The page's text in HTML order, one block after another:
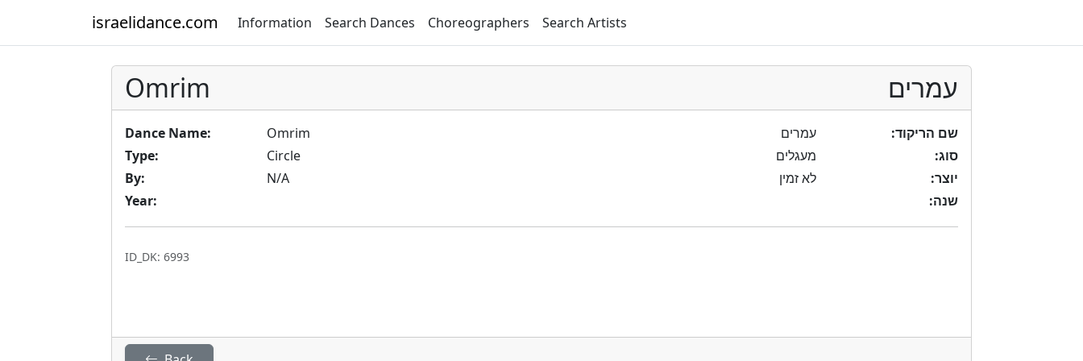
israelidance.com Information Search Dances Choreographers Search Artists
Omrim עמרים
Dance Name:
Omrim
Type:
Circle
By:
N/A
Year:
שם הריקוד:
עמרים
סוג:
מעגלים
יוצר:
לא זמין
שנה:
ID_DK: 6993